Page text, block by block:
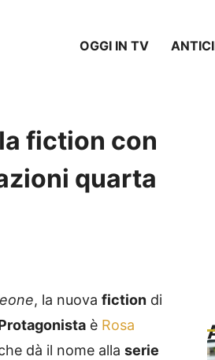
OGGI IN TV
fiction con
quarta
, la nuova fiction di
è Rosa
dà il nome alla serie